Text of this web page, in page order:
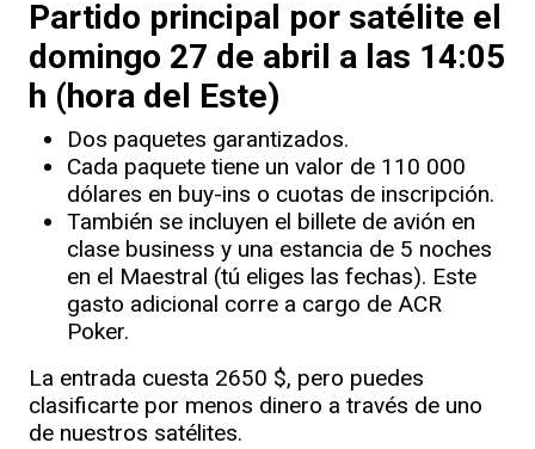
Partido principal por satélite el
domingo 27 de abril a las 14:05
h (hora del Este)
Dos paquetes garantizados.
Cada paquete tiene un valor de 110 000
dólares en buy-ins o cuotas de inscripción.
También se incluyen el billete de avión en
clase business y una estancia de 5 noches
en el Maestral (tú eliges las fechas). Este
gasto adicional corre a cargo de ACR
Poker.
La entrada cuesta 2650 $, pero puedes
clasificarte por menos dinero a través de uno
de nuestros satélites.